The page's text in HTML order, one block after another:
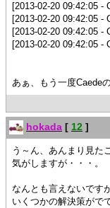
[2013-02-20 09:42:05 -
[2013-02-20 09:42:05 -
[2013-02-20 09:42:05 -
[2013-02-20 09:42:05 -
あぁ、もう一度Caede
hokada [ 12 ]
う～ん、あんまり見た
気がしますが・・・。
なんとも言えないです
いくつかの解決策がで